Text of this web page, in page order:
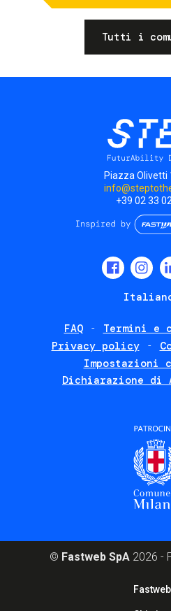
Tutti i
Piazza Olivetti
+39 02 33
FAQ
Termini e
Privacy policy
Impostazioni
Dichiarazione di
© Fastweb SpA 2026 -